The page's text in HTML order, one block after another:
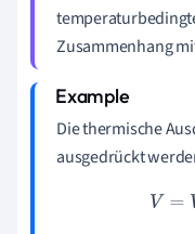
Zusammenhang
Die thermische
ausgedrückt